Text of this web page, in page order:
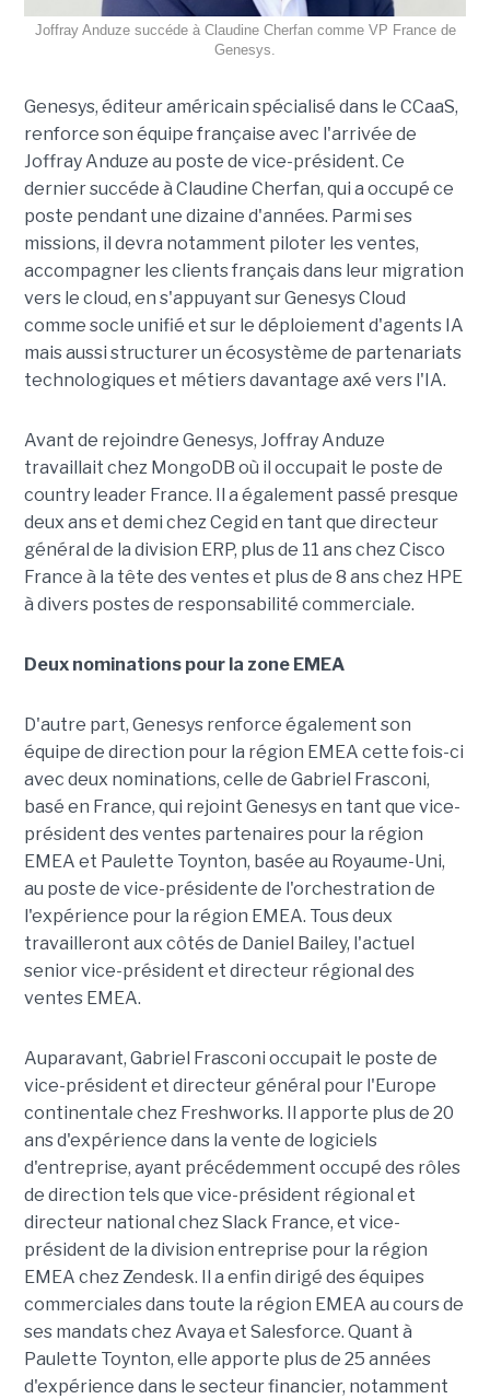
Joffray Anduze succéde à Claudine Cherfan comme VP France de
Genesys.
Genesys, éditeur américain spécialisé dans le CCaaS,
renforce son équipe française avec l'arrivée de
Joffray Anduze au poste de vice-président. Ce
dernier succéde à Claudine Cherfan, qui a occupé ce
poste pendant une dizaine d'années. Parmi ses
missions, il devra notamment piloter les ventes,
accompagner les clients français dans leur migration
vers le cloud, en s'appuyant sur Genesys Cloud
comme socle unifié et sur le déploiement d'agents IA
mais aussi structurer un écosystème de partenariats
technologiques et métiers davantage axé vers l'IA.
Avant de rejoindre Genesys, Joffray Anduze
travaillait chez MongoDB où il occupait le poste de
country leader France. Il a également passé presque
deux ans et demi chez Cegid en tant que directeur
général de la division ERP, plus de 11 ans chez Cisco
France à la tête des ventes et plus de 8 ans chez HPE
à divers postes de responsabilité commerciale.
Deux nominations pour la zone EMEA
D'autre part, Genesys renforce également son
équipe de direction pour la région EMEA cette fois-ci
avec deux nominations, celle de Gabriel Frasconi,
basé en France, qui rejoint Genesys en tant que vice-
président des ventes partenaires pour la région
EMEA et Paulette Toynton, basée au Royaume-Uni,
au poste de vice-présidente de l'orchestration de
l'expérience pour la région EMEA. Tous deux
travailleront aux côtés de Daniel Bailey, l'actuel
senior vice-président et directeur régional des
ventes EMEA.
Auparavant, Gabriel Frasconi occupait le poste de
vice-président et directeur général pour l'Europe
continentale chez Freshworks. Il apporte plus de 20
ans d'expérience dans la vente de logiciels
d'entreprise, ayant précédemment occupé des rôles
de direction tels que vice-président régional et
directeur national chez Slack France, et vice-
président de la division entreprise pour la région
EMEA chez Zendesk. Il a enfin dirigé des équipes
commerciales dans toute la région EMEA au cours de
ses mandats chez Avaya et Salesforce. Quant à
Paulette Toynton, elle apporte plus de 25 années
d'expérience dans le secteur financier, notamment